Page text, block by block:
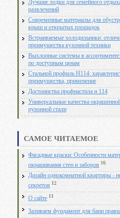
Лучшие лодки для семейного
развлечений
Современные материалы для
крыш и открытых площадок
Встраиваемые холодильники:
преимущества кухонной техники
Выхлопные системы в
по доступным ценам
Стальной профиль Н114:
преимущества, применение
Достоинства профнастила н 114
Универсальные качества
рулонной стали
САМОЕ ЧИТАЕМОЕ
Фасадные краски: Особенности
окрашивания стен и заборов 16
Дизайн однокомнатной квартиры -
секретов 12
О сайте 11
Заливаем фундамент для бани